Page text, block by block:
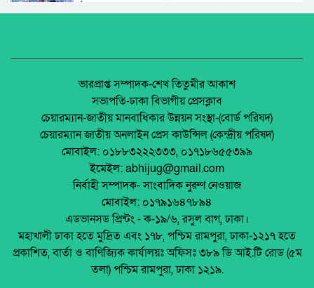
ভোগান্তি দর্শকদের
দুমকি উপজেলা ফুটবল টুর্নামেন্ট-২০২৪ উদ্বোধন
পটুয়াখালী ভার্সিটিতে আন্ত:অনুষদীয় ফুটবলে চ্যাম্পিয়ন
কৃষি অনুষদ
নাসুমকে টাইগার্স ক্যাম্পে জায়গা দিল বিসিবি
জেলা আইন-শৃৃঙ্খলা কমিটির মাসিক সভা অনুষ্ঠিত।
পলাশবাড়ীতে এমইপি গ্রুপের মতবিনিময় সভা
অনুষ্ঠিত।
জুলাই সনদ বাস্তবায়ন নিয়ে প্রশ্ন: রংপুরে ১১ দলের
বিক্ষোভ
মালয়েশিয়ায় ইমিগ্রেশনের অভিযানে বাংলাদেশিসহ
২৪ অবৈধ অভিবাসী আটক
থাইল্যান্ডে রিসোর্ট থেকে ২১ বাংলাদেশি উদ্ধার
ভারপ্রাপ্ত সম্পাদক-শেখ তিতুমীর আকাশ
সভাপতি-ঢাকা বিভাগীয় প্রেসক্লাব
চেয়ারম্যান-জাতীয় মানবাধিকার উন্নয়ন সংস্থা-(বোর্ড পরিষদ)
চেয়ারম্যান জাতীয় অনলাইন প্রেস কাউন্সিল (কেন্দ্রীয় পরিষদ)
মোবাইল: ০১৮৮৩২২২৩৩৩, ০১৭১৮৬৫৫৩৯৯
ইমেইল: abhijug@gmail.com
নির্বাহী সম্পাদক- সাংবাদিক নুরুণ নেওয়াজ
মোবাইল: ০১৭৯১৬৪৭৮৯৪
এডভানসড প্রিন্টং - ক-১৯/৬, রসুল বাগ, ঢাকা।
মহাখালী ঢাকা হতে মুদ্রিত এবং ১৭৮, পশ্চিম রামপুরা, ঢাকা-১২১৭ হতে
প্রকাশিত, বার্তা ও বাণিজ্যিক কার্যালয়ঃ অফিসঃ ৩৮৯ ডি আই.টি রোড (৫ম
তলা) পশ্চিম রামপুরা, ঢাকা ১২১৯.